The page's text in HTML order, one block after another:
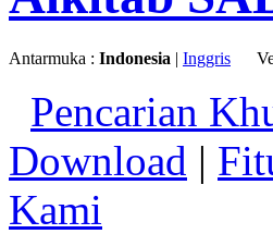
Antarmuka : Indonesia | Inggris
Pencarian
Download |
Kami